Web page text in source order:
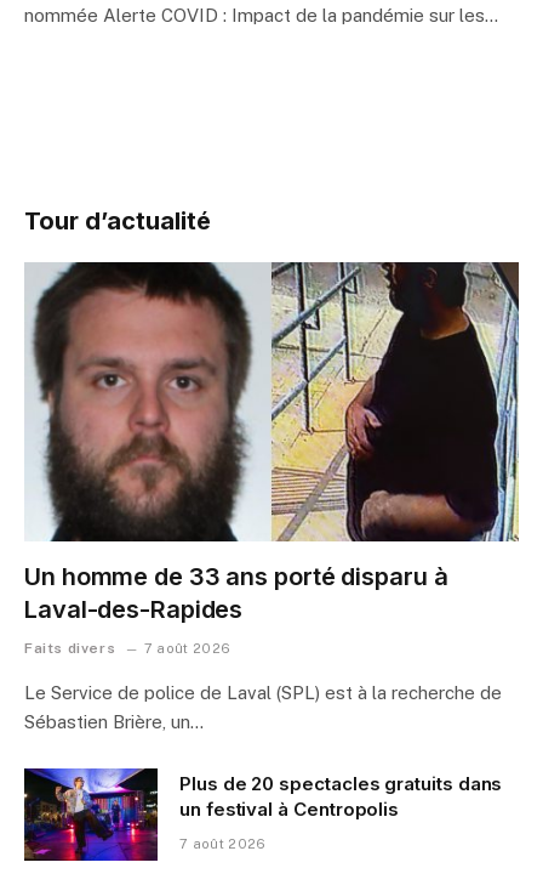
nommée Alerte COVID : Impact de la pandémie sur les…
Tour d’actualité
Un homme de 33 ans porté disparu à
Laval-des-Rapides
Faits divers 7 août 2026
Le Service de police de Laval (SPL) est à la recherche de
Sébastien Brière, un…
Plus de 20 spectacles gratuits dans
un festival à Centropolis
7 août 2026